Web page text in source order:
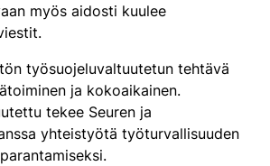
myös aidosti kuulee
työsuojeluvaltuutetun tehtävä
ja kokoaikainen.
tekee Seuren ja
yhteistyötä työturvallisuuden